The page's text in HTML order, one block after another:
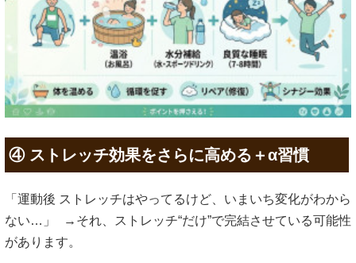
④ ストレッチ効果をさらに高める＋α習慣
「運動後 ストレッチはやってるけど、いまいち変化がわから
ない…」 →それ、ストレッチ“だけ”で完結させている可能性
があります。